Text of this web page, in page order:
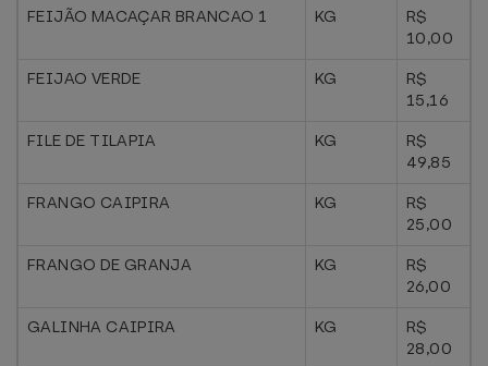
FEIJÃO MACAÇAR BRANCAO 1
KG
R$
10,00
FEIJAO VERDE
KG
R$
15,16
FILE DE TILAPIA
KG
R$
49,85
FRANGO CAIPIRA
KG
R$
25,00
FRANGO DE GRANJA
KG
R$
26,00
GALINHA CAIPIRA
KG
R$
28,00